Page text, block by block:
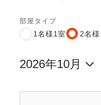
部屋タイプ
1名様1室 2名